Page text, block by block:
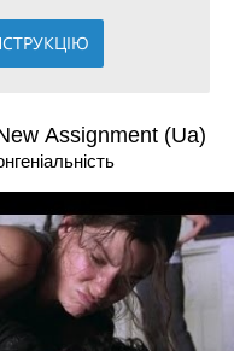
Assignment (Ua)